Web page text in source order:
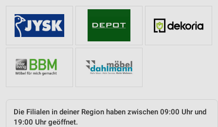
Die Filialen in deiner Region haben zwischen 09:00 Uhr und
19:00 Uhr geöffnet.